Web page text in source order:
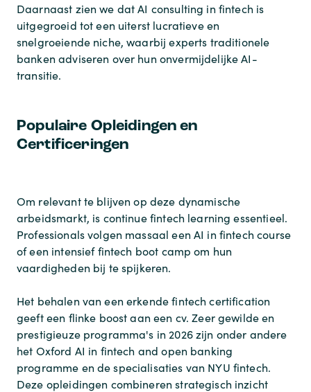
Daarnaast zien we dat AI consulting in fintech is
uitgegroeid tot een uiterst lucratieve en
snelgroeiende niche, waarbij experts traditionele
banken adviseren over hun onvermijdelijke AI-
transitie.
Populaire Opleidingen en
Certificeringen
Om relevant te blijven op deze dynamische
arbeidsmarkt, is continue fintech learning essentieel.
Professionals volgen massaal een AI in fintech course
of een intensief fintech boot camp om hun
vaardigheden bij te spijkeren.
Het behalen van een erkende fintech certification
geeft een flinke boost aan een cv. Zeer gewilde en
prestigieuze programma's in 2026 zijn onder andere
het Oxford AI in fintech and open banking
programme en de specialisaties van NYU fintech.
Deze opleidingen combineren strategisch inzicht